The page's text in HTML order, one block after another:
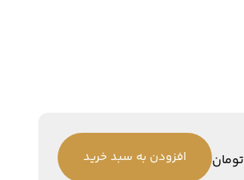
تومان افزودن به سبد خرید